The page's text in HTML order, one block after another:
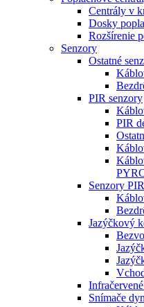
Centrály v
Dosky
Rozšírenie
Senzory
Ostatné
PIR senzory
PIR
Senzory
Jazýčkový
Snímače